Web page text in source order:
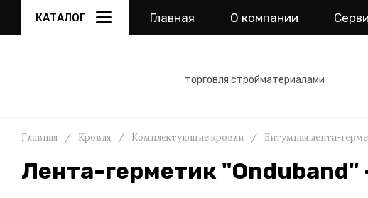
КАТАЛОГ Главная О компании
торговля стройматериалами
Главная / Кровля / Комплектующие кровли / Битумная лента-
Лента-герметик